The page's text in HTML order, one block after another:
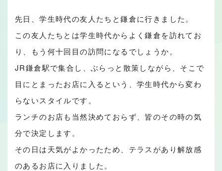
先日、学生時代の友人たちと鎌倉に行きました。
この友人たちとは学生時代からよく鎌倉を訪れてお
り、もう何十回目の訪問になるでしょうか。
JR鎌倉駅で集合し、ぶらっと散策しながら、そこで
目にとまったお店に入るという、学生時代から変わ
らないスタイルです。
ランチのお店も当然決めておらず、皆のその時の気
分で決定します。
その日は天気がよかったため、テラスがあり解放感
のあるお店に入りました。